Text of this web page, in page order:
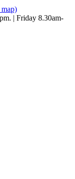
| Friday 8.30am-